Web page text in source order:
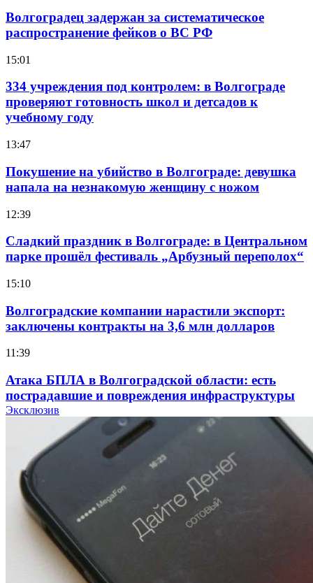
Волгоградец задержан за систематическое
распространение фейков о ВС РФ
15:01
334 учреждения под контролем: в Волгограде
проверяют готовность школ и детсадов к
учебному году
13:47
Покушение на убийство в Волгограде: девушка
напала на незнакомую женщину с ножом
12:39
Сладкий праздник в Волгограде: в Центральном
парке прошёл фестиваль „Арбузный переполох“
15:10
Волгоградские компании нарастили экспорт:
заключены контракты на 3,6 млн долларов
11:39
Атака БПЛА в Волгоградской области: есть
пострадавшие и повреждения инфраструктуры
Волгоградские вузы в топе зарплатного
рейтинга: ВолгГТУ и ВолгГМУ вошли в топ‑15
для химической отрасли и фармацевтики
18:39
В Красноармейском районе Волгограда стартует
конкурс на ремонт моста через Волго‑Донской
судоходный канал
Эксклюзив